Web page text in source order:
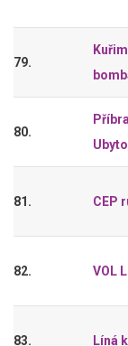
79.
80.
81. CEP
82. VOL
83. Líná